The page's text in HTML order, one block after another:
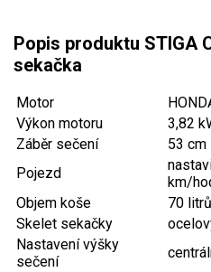
Aku křovinořezy a vyžínače
Motorové pily
Benzínové pily
Aku pily
Elektrické pily
Jednoruční pily
Vyvětvovací pily
Popis produktu STIGA
sekačka
Motor
Výkon motoru
3,82
Záběr sečení
53 cm
Pojezd
km/
Objem koše
70 litrů
Skelet sekačky
Nastavení výšky
sečení